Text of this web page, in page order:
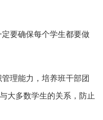
定要确保每个学生都要做
理能力，培养班干部团
大多数学生的关系，防止